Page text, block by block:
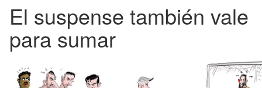
El suspense también vale
para sumar